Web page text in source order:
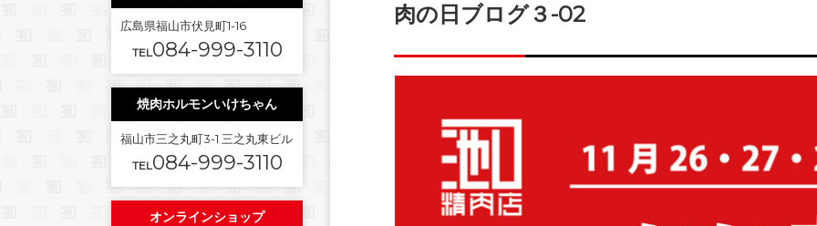
肉の日ブログ３-02
広島県福山市伏見町1-16
TEL084-999-3110
焼肉ホルモンいけちゃん
福山市三之丸町3-1 三之丸東ビル
TEL084-999-3110
オンラインショップ